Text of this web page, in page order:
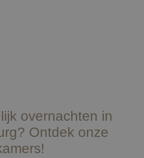
overnachten in
Ontdek onze